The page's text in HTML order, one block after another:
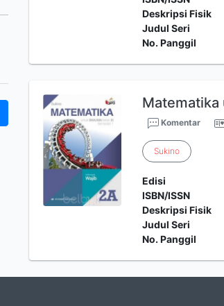
Deskripsi Fisik
Judul Seri
No. Panggil
Matematika
Komentar
Sukino
Edisi
ISBN/ISSN
Deskripsi Fisik
Judul Seri
No. Panggil